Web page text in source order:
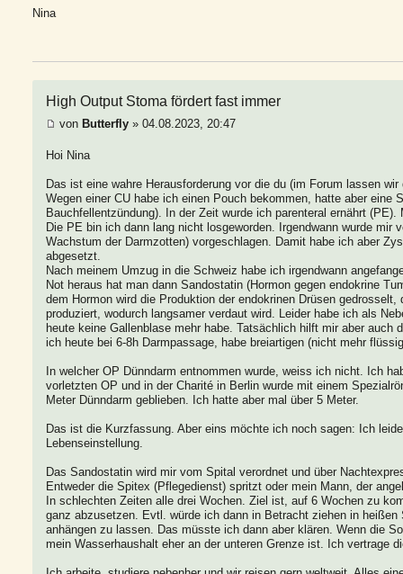
Nina
High Output Stoma fördert fast immer
von Butterfly » 04.08.2023, 20:47
Hoi Nina
Das ist eine wahre Herausforderung vor die du (im Forum lassen
Wegen einer CU habe ich einen Pouch bekommen, hatte aber eine
Bauchfellentzündung). In der Zeit wurde ich parenteral ernährt
Die PE bin ich dann lang nicht losgeworden. Irgendwann wurde mir
Wachstum der Darmzotten) vorgeschlagen. Damit habe ich aber
abgesetzt.
Nach meinem Umzug in die Schweiz habe ich irgendwann
Not heraus hat man dann Sandostatin (Hormon gegen endokrine
dem Hormon wird die Produktion der endokrinen Drüsen
produziert, wodurch langsamer verdaut wird. Leider habe ich als
heute keine Gallenblase mehr habe. Tatsächlich hilft mir aber auch
ich heute bei 6-8h Darmpassage, habe breiartigen (nicht mehr
In welcher OP Dünndarm entnommen wurde, weiss ich nicht. Ich
vorletzten OP und in der Charité in Berlin wurde mit einem
Meter Dünndarm geblieben. Ich hatte aber mal über 5 Meter.
Das ist die Kurzfassung. Aber eins möchte ich noch sagen: Ich
Lebenseinstellung.
Das Sandostatin wird mir vom Spital verordnet und über
Entweder die Spitex (Pflegedienst) spritzt oder mein Mann, der
In schlechten Zeiten alle drei Wochen. Ziel ist, auf 6 Wochen zu
ganz abzusetzen. Evtl. würde ich dann in Betracht ziehen in
anhängen zu lassen. Das müsste ich dann aber klären. Wenn die
mein Wasserhaushalt eher an der unteren Grenze ist. Ich vertrage